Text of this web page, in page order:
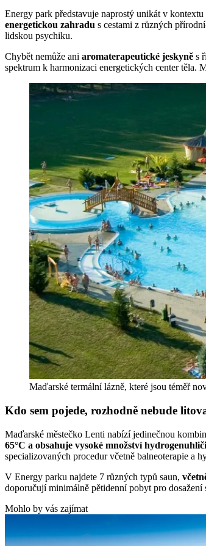
Energy park představuje naprostý unikát v
energetickou zahradu s cestami z různých
lidskou psychiku.
Chybět nemůže ani aromaterapeutické jeskyně s
spektrum k harmonizaci energetických center
Maďarské termální lázně, které jsou téměř
Kdo sem pojede, rozhodně nebude
Maďarské městečko Lenti nabízí jedinečnou
65°C a obsahuje vysoké množství
specializovaných procedur včetně balneoterapie a
V Energy parku najdete 7 různých typů saun,
doporučují minimálně pětidenní pobyt pro
Mohlo by vás zajímat